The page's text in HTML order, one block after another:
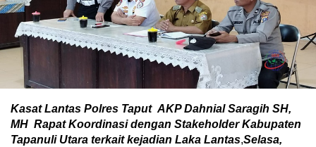
Kasat Lantas Polres Taput AKP Dahnial Saragih SH,
MH Rapat Koordinasi dengan Stakeholder Kabupaten
Tapanuli Utara terkait kejadian Laka Lantas,Selasa,